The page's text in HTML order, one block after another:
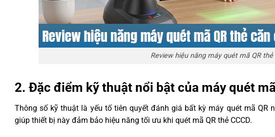
Review hiệu năng máy quét mã QR
2. Đặc điểm kỹ thuật nổi bật của máy quét
Thông số kỹ thuật là yếu tố tiên quyết đánh giá bất kỳ máy quét mã QR
giúp thiết bị này đảm bảo hiệu năng tối ưu khi quét mã QR thẻ CCCD.